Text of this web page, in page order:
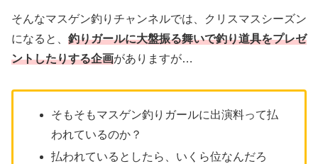
そんなマスゲン釣りチャンネルでは、クリスマスシーズン
になると、 釣りガールに大盤振る舞いで釣り道具をプレゼ
ントしたりする企画がありますが…
そもそもマスゲン釣りガールに出演料って払
われているのか？
払われているとしたら、いくら位なんだろ